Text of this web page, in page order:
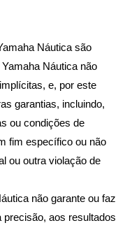
Náutica são
Yamaha Náutica não
e, por este
garantias, incluindo,
ou condições de
fim específico ou não
ou outra violação de
não garante ou faz
precisão, aos resultados